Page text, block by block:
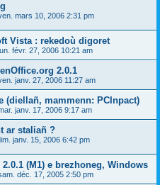
mars 10, 2006 2:31 pm
Vista : rekedoù digoret
févr. 27, 2006 10:21 am
2.0.1
janv. 27, 2006 11:27 am
(diellañ, mammenn: PCInpact)
janv. 17, 2006 9:17 am
ar staliañ ?
janv. 15, 2006 6:42 pm
(M1) e brezhoneg, Windows
déc. 17, 2005 2:50 pm